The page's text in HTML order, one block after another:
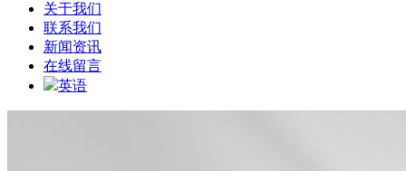
关于我们
联系我们
新闻资讯
在线留言
英语